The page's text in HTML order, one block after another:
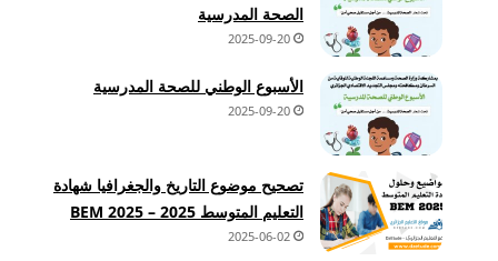
الصحة المدرسية
2025-09-20
الأسبوع الوطني للصحة المدرسية
2025-09-20
تصحيح موضوع التاريخ والجغرافيا شهادة
التعليم المتوسط 2025 – BEM 2025
2025-06-02